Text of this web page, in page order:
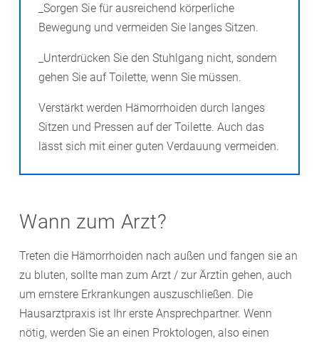
_Sorgen Sie für ausreichend körperliche
Bewegung und vermeiden Sie langes Sitzen.
_Unterdrücken Sie den Stuhlgang nicht, sondern
gehen Sie auf Toilette, wenn Sie müssen.
Verstärkt werden Hämorrhoiden durch langes
Sitzen und Pressen auf der Toilette. Auch das
lässt sich mit einer guten Verdauung vermeiden.
Wann zum Arzt?
Treten die Hämorrhoiden nach außen und fangen sie an
zu bluten, sollte man zum Arzt / zur Ärztin gehen, auch
um ernstere Erkrankungen auszuschließen. Die
Hausarztpraxis ist Ihr erste Ansprechpartner. Wenn
nötig, werden Sie an einen Proktologen, also einen